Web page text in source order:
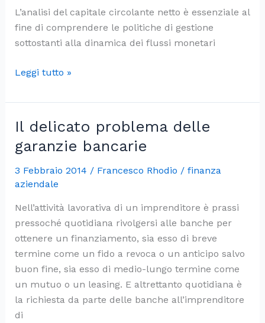
L’analisi del capitale circolante netto è essenziale al
fine di comprendere le politiche di gestione
sottostanti alla dinamica dei flussi monetari
Il
circolante
analisi
e
delle
Leggi tutto »
Il delicato problema delle
garanzie bancarie
3 Febbraio 2014 / Francesco Rhodio / finanza
aziendale
Nell’attività lavorativa di un imprenditore è prassi
pressoché quotidiana rivolgersi alle banche per
ottenere un finanziamento, sia esso di breve
termine come un fido a revoca o un anticipo salvo
buon fine, sia esso di medio-lungo termine come
un mutuo o un leasing. E altrettanto quotidiana è
la richiesta da parte delle banche all’imprenditore
di